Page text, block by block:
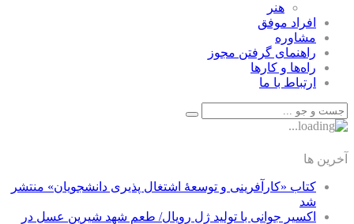
هنر
افراد موفق
مشاوره
راهنمای گرفتن مجوز
راه‌ها و كارها
ارتباط با ما
آخرین ها
کتاب «کارآفرینی و توسعۀ اشتغال پذیری دانشجویان» منتشر
شد
اکسیر جوانی با تولید ژل رویال/ طعم شهد شیرین عسل‌ در